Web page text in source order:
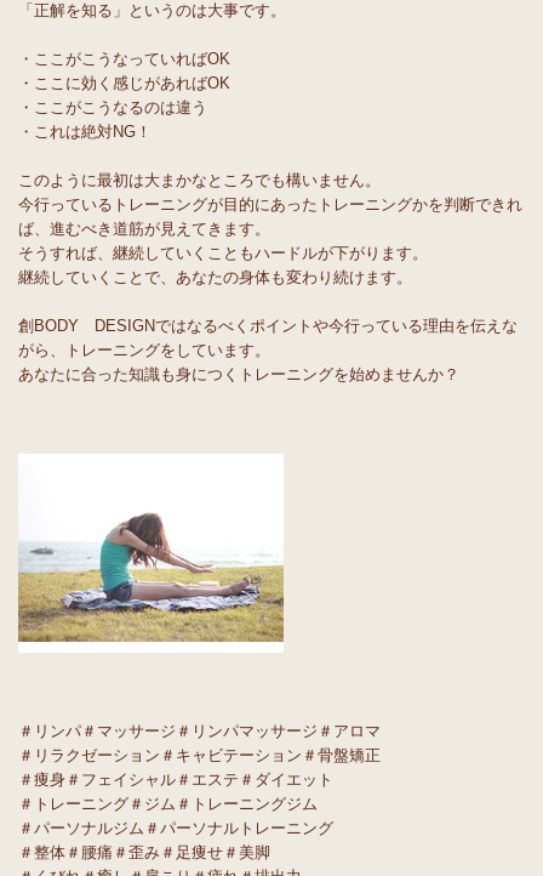
「正解を知る」というのは大事です。
・ここがこうなっていればOK
・ここに効く感じがあればOK
・ここがこうなるのは違う
・これは絶対NG！
このように最初は大まかなところでも構いません。
今行っているトレーニングが目的にあったトレーニングかを判断できれ
ば、進むべき道筋が見えてきます。
そうすれば、継続していくこともハードルが下がります。
継続していくことで、あなたの身体も変わり続けます。
創BODY DESIGNではなるべくポイントや今行っている理由を伝えな
がら、トレーニングをしています。
あなたに合った知識も身につくトレーニングを始めませんか？
＃リンパ＃マッサージ＃リンパマッサージ＃アロマ
＃リラクゼーション＃キャビテーション＃骨盤矯正
＃痩身＃フェイシャル＃エステ＃ダイエット
＃トレーニング＃ジム＃トレーニングジム
＃パーソナルジム＃パーソナルトレーニング
＃整体＃腰痛＃歪み＃足痩せ＃美脚